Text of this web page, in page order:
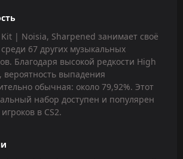
| Noisia, Sharpened занимает своё
67 других музыкальных
Благодаря высокой редкости High
вероятность выпадения
обычная: около 79,92%. Этот
набор доступен и популярен
в CS2.